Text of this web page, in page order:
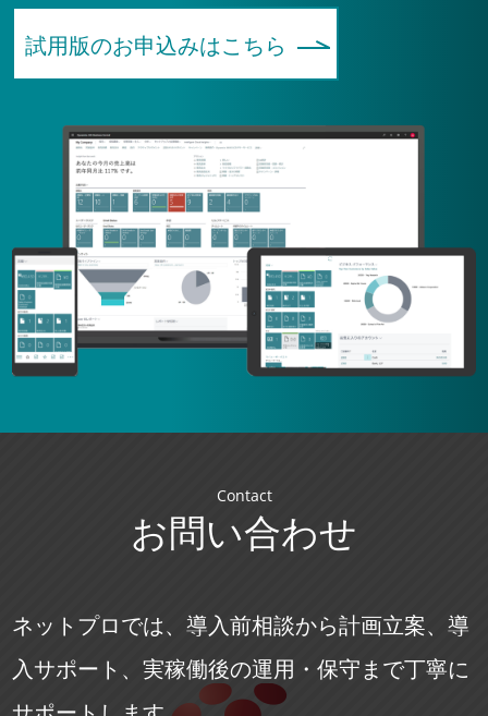
試用版のお申込みはこちら
Contact
お問い合わせ
ネットプロでは、導入前相談から計画立案、導
入サポート、実稼働後の運用・保守まで丁寧に